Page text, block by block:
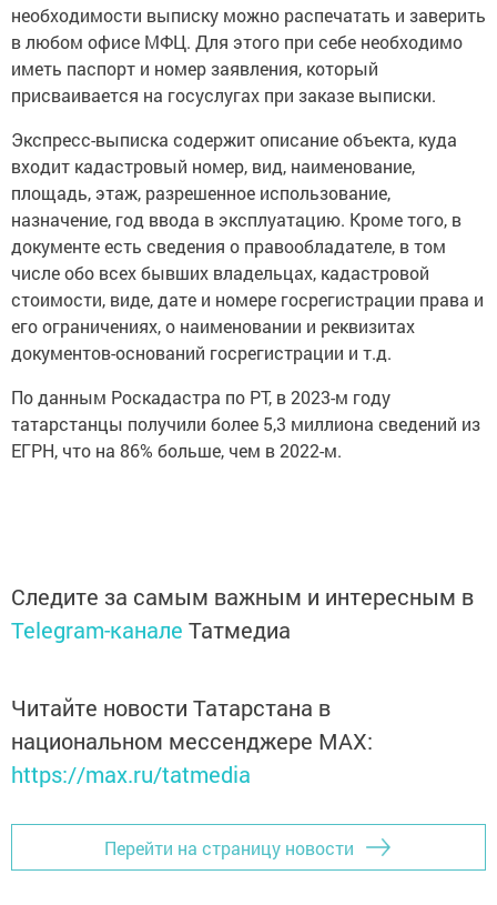
необходимости выписку можно распечатать и заверить
в любом офисе МФЦ. Для этого при себе необходимо
иметь паспорт и номер заявления, который
присваивается на госуслугах при заказе выписки.
Экспресс-выписка содержит описание объекта, куда
входит кадастровый номер, вид, наименование,
площадь, этаж, разрешенное использование,
назначение, год ввода в эксплуатацию. Кроме того, в
документе есть сведения о правообладателе, в том
числе обо всех бывших владельцах, кадастровой
стоимости, виде, дате и номере госрегистрации права и
его ограничениях, о наименовании и реквизитах
документов-оснований госрегистрации и т.д.
По данным Роскадастра по РТ, в 2023-м году
татарстанцы получили более 5,3 миллиона сведений из
ЕГРН, что на 86% больше, чем в 2022-м.
Следите за самым важным и интересным в
Telegram-канале Татмедиа
Читайте новости Татарстана в
национальном мессенджере MАХ:
https://max.ru/tatmedia
Перейти на страницу новости